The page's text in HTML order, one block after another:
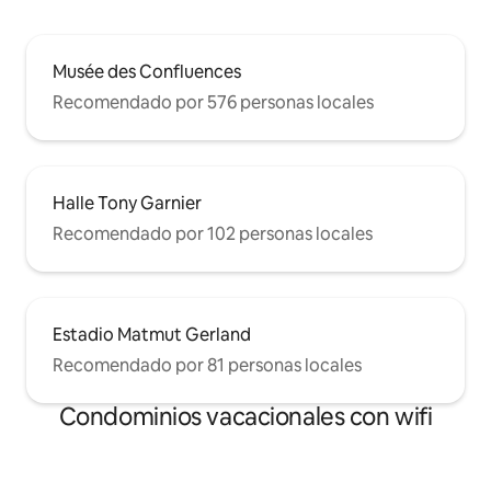
Musée des Confluences
Recomendado por 576 personas locales
Halle Tony Garnier
Recomendado por 102 personas locales
Estadio Matmut Gerland
Recomendado por 81 personas locales
Condominios vacacionales con wifi